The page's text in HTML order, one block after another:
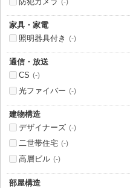
(-)
家具・家電
照明器具付き
(-)
通信・放送
CS (-)
光ファイバー (-)
建物構造
デザイナーズ (-)
二世帯住宅 (-)
高層ビル (-)
部屋構造